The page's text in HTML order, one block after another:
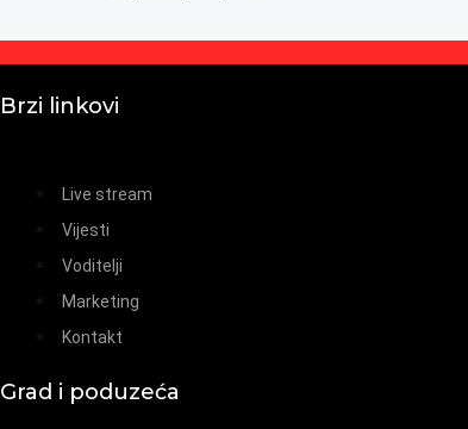
Brzi linkovi
Live stream
Vijesti
Voditelji
Marketing
Kontakt
Grad i poduzeća